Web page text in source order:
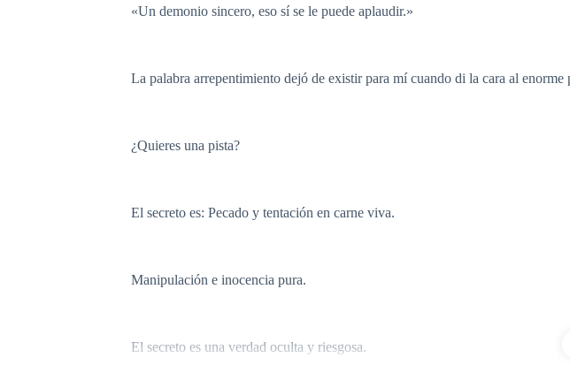
«Un demonio sincero, eso sí se le puede aplaudir.»
La palabra arrepentimiento dejó de existir para mí cuando di la cara al
¿Quieres una pista?
El secreto es: Pecado y tentación en carne viva.
Manipulación e inocencia pura.
El secreto es una verdad oculta y riesgosa.